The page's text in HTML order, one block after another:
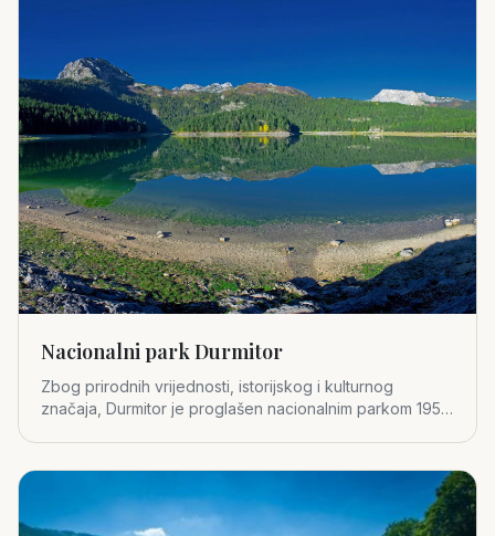
Nacionalni park Durmitor
Zbog prirodnih vrijednosti, istorijskog i kulturnog
značaja, Durmitor je proglašen nacionalnim parkom 1952.